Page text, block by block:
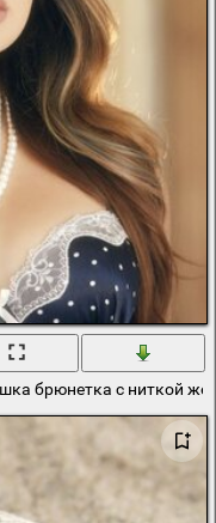
брюнетка с ниткой